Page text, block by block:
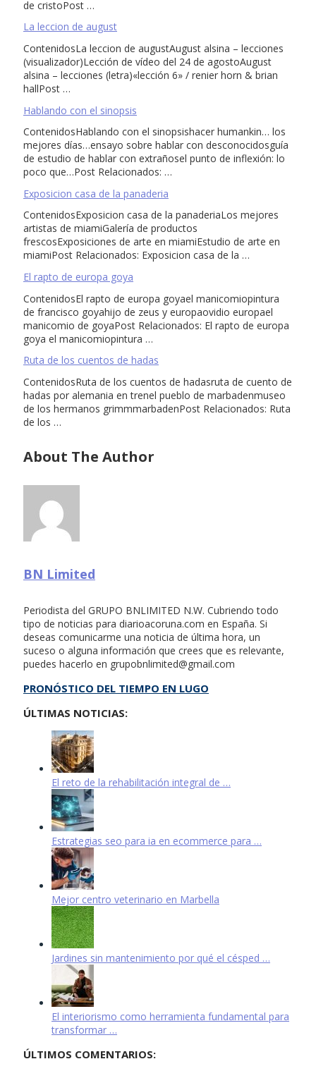
de cristoPost …
La leccion de august
ContenidosLa leccion de augustAugust alsina – lecciones
(visualizador)Lección de vídeo del 24 de agostoAugust
alsina – lecciones (letra)«lección 6» / renier horn & brian
hallPost …
Hablando con el sinopsis
ContenidosHablando con el sinopsishacer humankin… los
mejores días…ensayo sobre hablar con desconocidosguía
de estudio de hablar con extrañosel punto de inflexión: lo
poco que…Post Relacionados: …
Exposicion casa de la panaderia
ContenidosExposicion casa de la panaderiaLos mejores
artistas de miamiGalería de productos
frescosExposiciones de arte en miamiEstudio de arte en
miamiPost Relacionados: Exposicion casa de la …
El rapto de europa goya
ContenidosEl rapto de europa goyael manicomiopintura
de francisco goyahijo de zeus y europaovidio europael
manicomio de goyaPost Relacionados: El rapto de europa
goya el manicomiopintura …
Ruta de los cuentos de hadas
ContenidosRuta de los cuentos de hadasruta de cuento de
hadas por alemania en trenel pueblo de marbadenmuseo
de los hermanos grimmmarbadenPost Relacionados: Ruta
de los …
About The Author
BN Limited
Periodista del GRUPO BNLIMITED N.W. Cubriendo todo
tipo de noticias para diarioacoruna.com en España. Si
deseas comunicarme una noticia de última hora, un
suceso o alguna información que crees que es relevante,
puedes hacerlo en grupobnlimited@gmail.com
PRONÓSTICO DEL TIEMPO EN LUGO
ÚLTIMAS NOTICIAS:
El reto de la rehabilitación integral de …
Estrategias seo para ia en ecommerce para …
Mejor centro veterinario en Marbella
Jardines sin mantenimiento por qué el césped …
El interiorismo como herramienta fundamental para
transformar …
ÚLTIMOS COMENTARIOS: